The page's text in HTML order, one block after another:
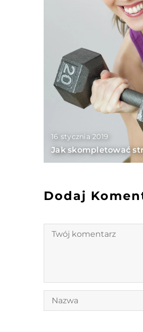
16 stycznia 2019
Jak skompletować
Dodaj